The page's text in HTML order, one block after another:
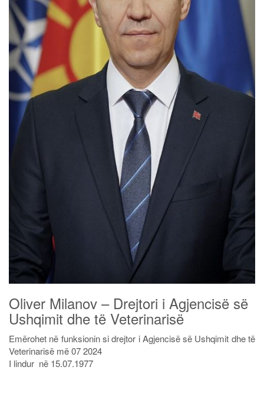
Oliver Milanov – Drejtori i Agjencisë së
Ushqimit dhe të Veterinarisë
Emërohet në funksionin si drejtor i Agjencisë së Ushqimit dhe të
Veterinarisë më 07 2024
I lindur në 15.07.1977